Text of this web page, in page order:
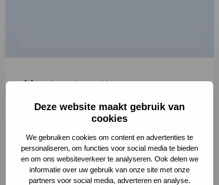
Deze website maakt gebruik van
cookies
We gebruiken cookies om content en advertenties te
personaliseren, om functies voor social media te bieden
en om ons websiteverkeer te analyseren. Ook delen we
informatie over uw gebruik van onze site met onze
partners voor social media, adverteren en analyse.
"*" geeft vereiste velden aan
2
Volledige omschrijving*